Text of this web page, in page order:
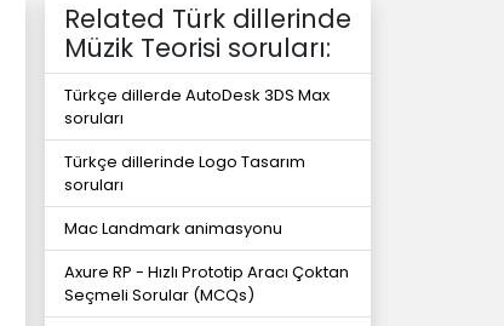
Related Türk dillerinde
Müzik Teorisi soruları:
Türkçe dillerde AutoDesk 3DS Max
soruları
Türkçe dillerinde Logo Tasarım
soruları
Mac Landmark animasyonu
Axure RP - Hızlı Prototip Aracı Çoktan
Seçmeli Sorular (MCQs)